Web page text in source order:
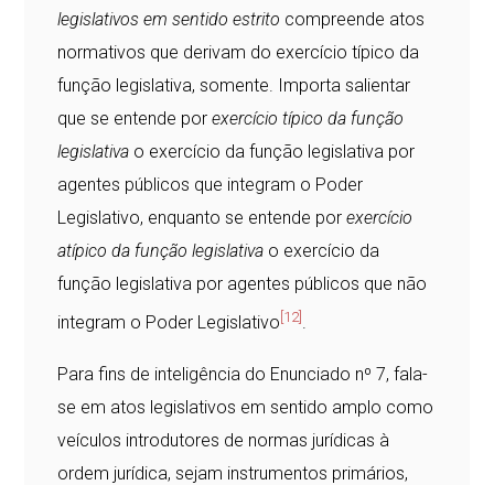
legislativos em sentido estrito compreende atos
normativos que derivam do exercício típico da
função legislativa, somente. Importa salientar
que se entende por exercício típico da função
legislativa o exercício da função legislativa por
agentes públicos que integram o Poder
Legislativo, enquanto se entende porexercício
atípico da função legislativa o exercício da
função legislativa por agentes públicos que não
integram o Poder Legislativo [12] .
Para fins de inteligência do Enunciado nº 7, fala-
se em atos legislativos em sentido amplo como
veículos introdutores de normas jurídicas à
ordem jurídica, sejam instrumentos primários,